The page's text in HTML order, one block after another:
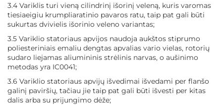
3.4 Variklis turi vieną cilindrinį išorinį veleną, kuris varomas
tiesiaeigiu krumpliaratinio pavaros ratu, taip pat gali būti
sukurtas dvivielis išorinio veleno variantas;
3.5 Variklio statoriaus apvijos naudoja aukštos stiprumo
poliesteriniais emaliu dengtas apvalias vario vielas, rotorių
sudaro liejamas aliumininis strėlinis narvas, o aušinimo
metodas yra IC0041;
3.6 Variklio statoriaus apvijų išvedimai išvedami per flanšo
galinį paviršių, tačiau jie taip pat gali būti išvesti per kitas
dalis arba su prijungimo dėže;